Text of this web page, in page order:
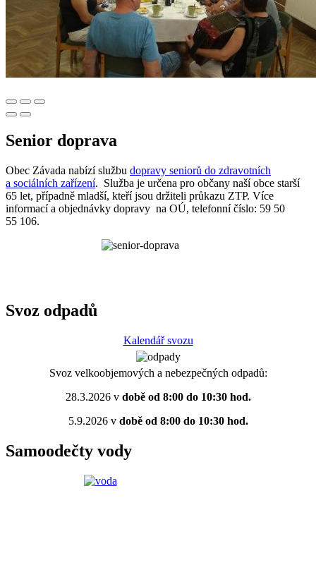
Senior doprava
Obec Závada nabízí službu dopravy seniorů do zdravotních
a sociálních zařízení. Služba je určena pro občany naší obce starší
65 let, případně mladší, kteří jsou držiteli průkazu ZTP. Více
informací a objednávky dopravy na OÚ, telefonní číslo: 59 50
55 106.
Svoz odpadů
Kalendář svozu
Svoz velkoobjemových a nebezpečných odpadů:
28.3.2026 vdobě od 8:00 do 10:30 hod.
5.9.2026 vdobě od 8:00 do 10:30 hod.
Samoodečty vody